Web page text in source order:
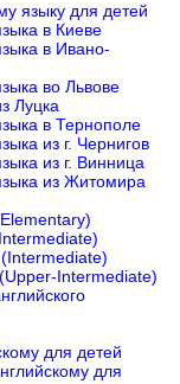
языку для детей
в Киеве
в Ивано-
во Львове
Луцка
в Тернополе
из г. Чернигов
из г. Винница
из Житомира
Intermediate)
для детей
для